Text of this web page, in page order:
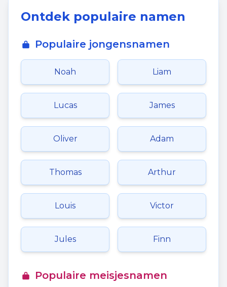
Ontdek populaire namen
Populaire jongensnamen
Noah Liam
Lucas James
Oliver Adam
Thomas Arthur
Louis Victor
Jules Finn
Populaire meisjesnamen